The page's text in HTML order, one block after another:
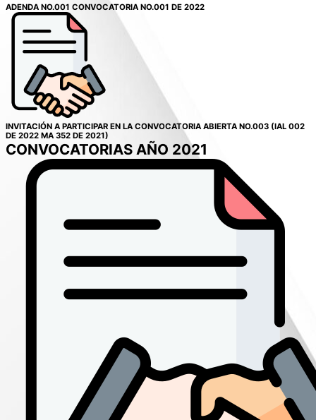
ADENDA NO.001 CONVOCATORIA NO.001 DE 2022
INVITACIÓN A PARTICIPAR EN LA CONVOCATORIA ABIERTA NO.003 (IAL 002
DE 2022 MA 352 DE 2021)
CONVOCATORIAS AÑO 2021